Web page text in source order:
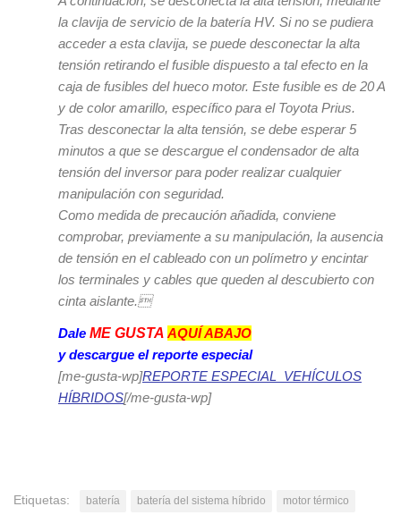
la clavija de servicio de la batería HV. Si no se pudiera
acceder a esta clavija, se puede desconectar la alta
tensión retirando el fusible dispuesto a tal efecto en la
caja de fusibles del hueco motor. Este fusible es de 20 A
y de color amarillo, específico para el Toyota Prius.
Tras desconectar la alta tensión, se debe esperar 5
minutos a que se descargue el condensador de alta
tensión del inversor para poder realizar cualquier
manipulación con seguridad.
Como medida de precaución añadida, conviene
comprobar, previamente a su manipulación, la ausencia
de tensión en el cableado con un polímetro y encintar
los terminales y cables que queden al descubierto con
cinta aislante.
Dale ME GUSTA AQUÍ ABAJO
y descargue el reporte especial
[me-gusta-wp]REPORTE ESPECIAL_VEHÍCULOS
HÍBRIDOS[/me-gusta-wp]
Etiquetas: batería batería del sistema híbrido
motor térmico